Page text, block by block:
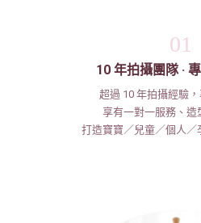
01
10 年拍攝團隊 ·
超過 10 年拍攝經驗
享有一對一服務、造
打造寶寶／兒童／個人／